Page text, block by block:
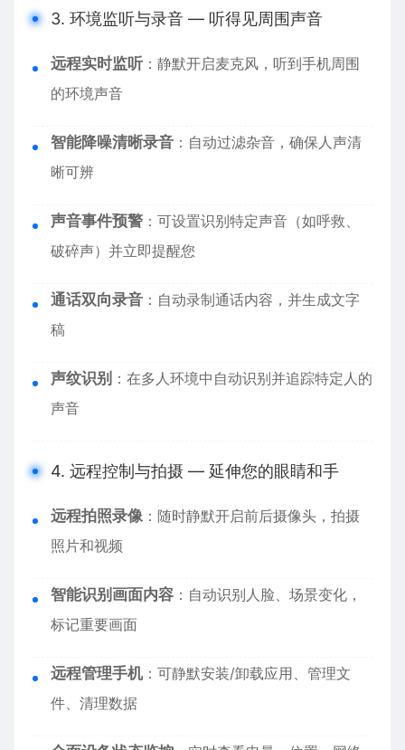
3. 环境监听与录音 — 听得见周围声音
远程实时监听 ：静默开启麦克风，听到手机周围
的环境声音
智能降噪清晰录音 ：自动过滤杂音，确保人声清
晰可辨
声音事件预警 ：可设置识别特定声音（如呼救、
破碎声）并立即提醒您
通话双向录音 ：自动录制通话内容，并生成文字
稿
声纹识别 ：在多人环境中自动识别并追踪特定人的
声音
4. 远程控制与拍摄 — 延伸您的眼睛和手
远程拍照录像：随时静默开启前后摄像头，拍摄
照片和视频
智能识别画面内容 ：自动识别人脸、场景变化，
标记重要画面
远程管理手机：可静默安装/卸载应用、管理文
件、清理数据